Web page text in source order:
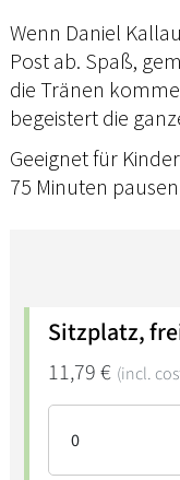
Wenn Daniel
Post ab. Spaß,
die Tränen
begeistert die
Geeignet für
75 Minuten